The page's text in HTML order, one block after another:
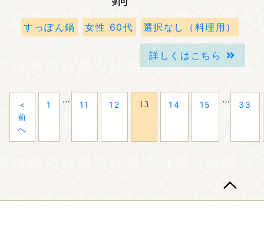
すっぽん鍋 女性 60代 選択なし（料理用）
詳しくはこちら
<
前
へ
1 … 11 12 13 14 15 … 33